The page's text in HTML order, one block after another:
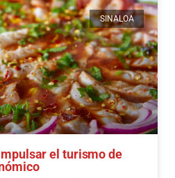
SINALOA
el turismo de